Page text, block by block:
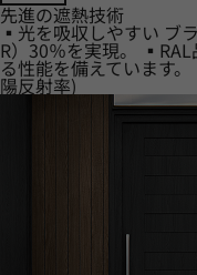
先進の遮熱技術
▪光を吸収しやすい ブ
R）30％を実現。
る性能を備えています
陽反射率)